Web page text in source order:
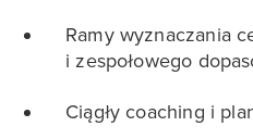
Ramy wyznaczania
i zespołowego
Ciągły coaching i